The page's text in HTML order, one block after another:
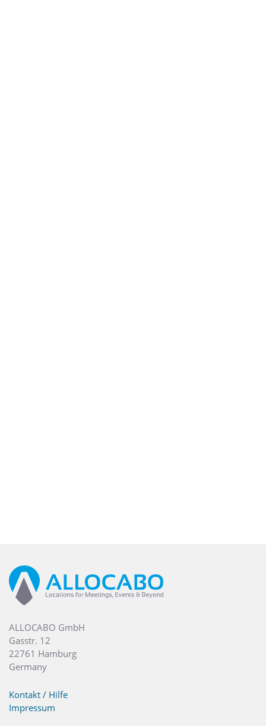
ALLOCABO GmbH
Gasstr. 12
22761 Hamburg
Germany
Kontakt / Hilfe
Impressum